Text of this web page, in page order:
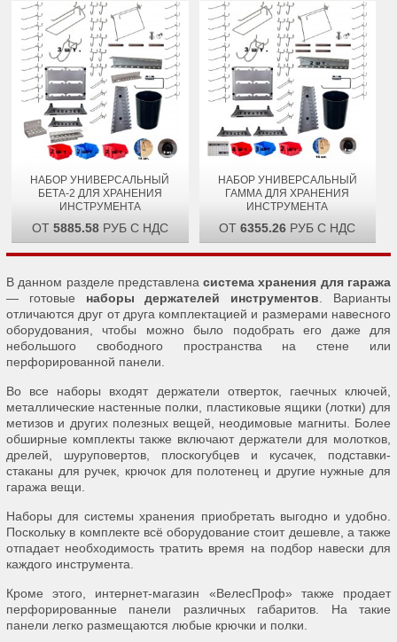
НАБОР УНИВЕРСАЛЬНЫЙ
БЕТА-2 ДЛЯ ХРАНЕНИЯ
ИНСТРУМЕНТА
ОТ 5885.58РУБ С НДС
НАБОР УНИВЕРСАЛЬНЫЙ
ГАММА ДЛЯ ХРАНЕНИЯ
ИНСТРУМЕНТА
ОТ6355.26 РУБ С НДС
В данном разделе представленасистема хранения для гаража
— готовые наборы держателей инструментов . Варианты
отличаются друг от друга комплектацией и размерами навесного
оборудования, чтобы можно было подобрать его даже для
небольшого свободного пространства на стене или
перфорированной панели.
Во все наборы входят держатели отверток, гаечных ключей,
металлические настенные полки, пластиковые ящики (лотки) для
метизов и других полезных вещей, неодимовые магниты. Более
обширные комплекты также включают держатели для молотков,
дрелей, шуруповертов, плоскогубцев и кусачек, подставки-
стаканы для ручек, крючок для полотенец и другие нужные для
гаража вещи.
Наборы для системы хранения приобретать выгодно и удобно.
Поскольку в комплекте всё оборудование стоит дешевле, а также
отпадает необходимость тратить время на подбор навески для
каждого инструмента.
Кроме этого, интернет-магазин «ВелесПроф» также продает
перфорированные панели различных габаритов. На такие
панели легко размещаются любые крючки и полки.